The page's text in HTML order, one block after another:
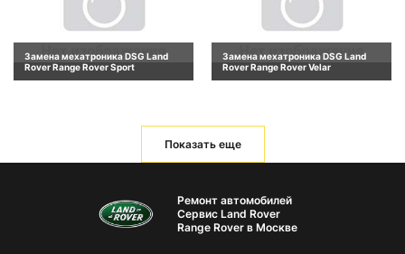
Замена мехатроника DSG Land
Rover Range Rover Sport
Замена мехатроника DSG Land
Rover Range Rover Velar
Показать еще
Ремонт автомобилей
Сервис Land Rover
Range Rover в Москве